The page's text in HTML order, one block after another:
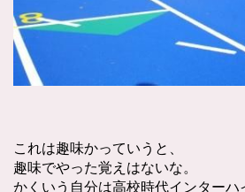
これは趣味かっていうと、
趣味でやった覚えはないな。
かくいう自分は高校時代インターハ